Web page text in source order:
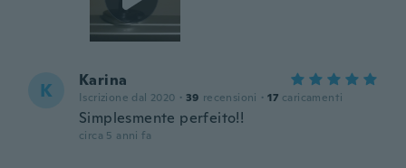
K Karina
Iscrizione dal 2020 · 39 recensioni · 17 caricamenti
Simplesmente perfeito!!
circa 5 anni fa